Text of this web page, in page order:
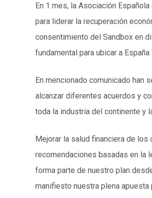
En 1 mes, la Asociación
para liderar la recuperación
consentimiento del Sandbox en
fundamental para ubicar a
En mencionado comunicado han
alcanzar diferentes acuerdos y
toda la industria del continente y
Mejorar la salud financiera de
recomendaciones basadas en la
forma parte de nuestro plan
manifiesto nuestra plena apuesta